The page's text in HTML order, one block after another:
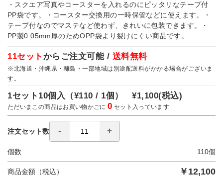
・スクエア写真やコースターを入れるのにピッタリなテープ付
PP袋です。・コースター交換用の一時保管などに使えます。・
テープ付なのでマステなど使わず、きれいに包装できます。・
PP製0.05mm厚のためOPP袋より裂けにくい商品です。
11セット からご注文可能 / 送料無料
※北海道・沖縄県・離島・一部地域は別途配送料がかかる場合がございま
す。
1セット10個入（¥110 / 1個）¥1,100(税込)
ただいまこの商品はお買い物かごに0 セット入っています
注文セット数
個数 110個
商品金額（税込） ￥ 12,100